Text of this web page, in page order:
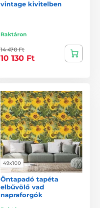
vintage kivitelben
Raktáron
14 470 Ft
10 130 Ft
49x100
Öntapadó tapéta
elbűvölő vad
napraforgók